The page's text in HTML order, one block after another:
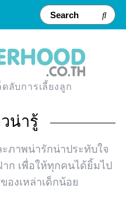
ลับการเลี้ยงลูก
น่ารู้
ะภาพน่ารักน่าประทับใจ
ก เพื่อให้ทุกคนได้ยิ้มไป
องเหล่าเด็กน้อย